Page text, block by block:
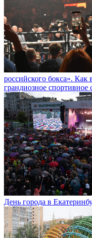
российского бокса».
грандиозное спортивное
День города в